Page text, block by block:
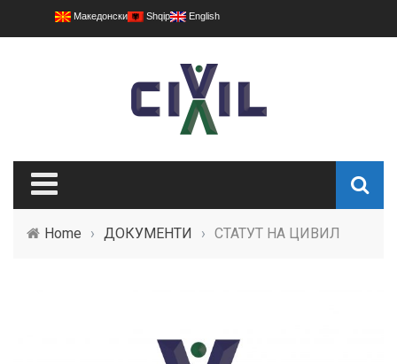
Македонски Shqip English
Home › ДОКУМЕНТИ › СТАТУТ НА ЦИВИЛ